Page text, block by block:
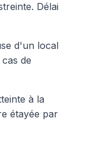
Délai
d'un local
de
à la
étayée par